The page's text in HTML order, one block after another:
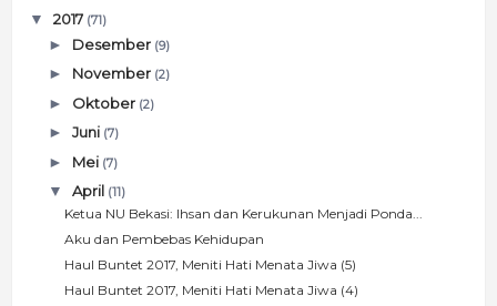
▼ 2017 (71)
► Desember (9)
► November (2)
► Oktober (2)
► Juni (7)
► Mei (7)
▼ April (11)
Ketua NU Bekasi: Ihsan dan Kerukunan Menjadi Ponda...
Aku dan Pembebas Kehidupan
Haul Buntet 2017, Meniti Hati Menata Jiwa (5)
Haul Buntet 2017, Meniti Hati Menata Jiwa (4)